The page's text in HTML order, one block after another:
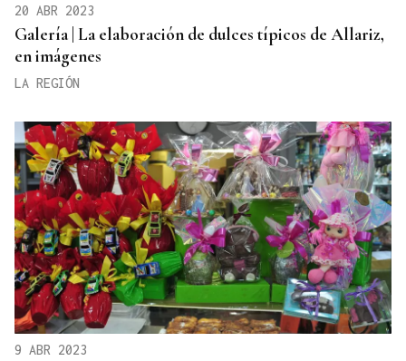
20 ABR 2023
Galería | La elaboración de dulces típicos de Allariz,
en imágenes
LA REGIÓN
9 ABR 2023